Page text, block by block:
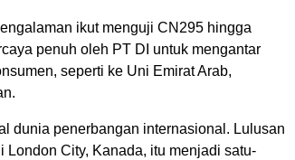
ikut menguji CN295 hingga
penuh oleh PT DI untuk mengantar
seperti ke Uni Emirat Arab,
dunia penerbangan internasional. Lulusan
London City, Kanada, itu menjadi satu-